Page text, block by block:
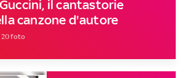
il cantastorie
canzone d'autore
20 foto